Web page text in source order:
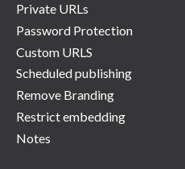
Private URLs
Password Protection
Custom URLS
Scheduled publishing
Remove Branding
Restrict embedding
Notes